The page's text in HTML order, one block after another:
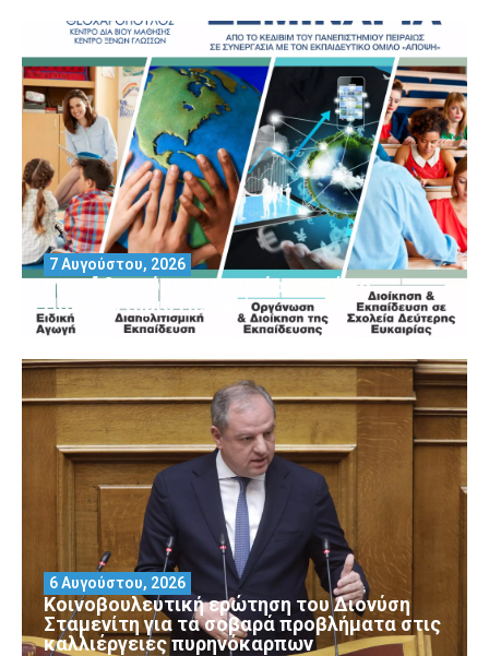
Μοριοδοτούμενα Σεμινάρια από το
Πανεπιστήμιο Πειραιά
7 Αυγούστου, 2026
Κοινοβουλευτική ερώτηση του Διονύση
Σταμενίτη για τα σοβαρά προβλήματα στις
καλλιέργειες πυρηνόκαρπων
6 Αυγούστου, 2026